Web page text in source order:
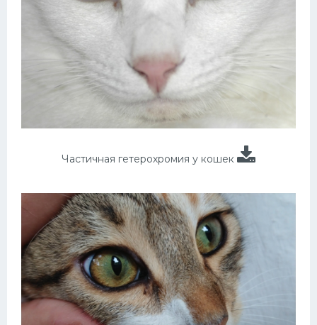
Частичная гетерохромия у кошек